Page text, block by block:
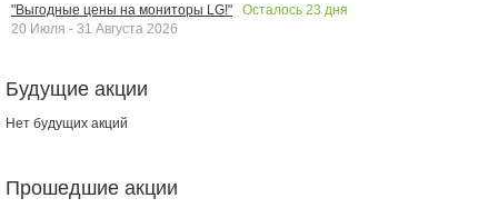
"Выгодные цены на мониторы LG!"
Осталось 23 дня
20 Июля - 31 Августа 2026
Будущие акции
Нет будущих акций
Прошедшие акции